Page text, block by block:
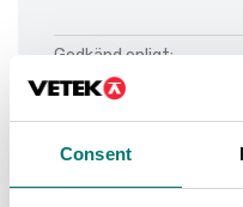
Consent
Godkänd enligt:
Material: